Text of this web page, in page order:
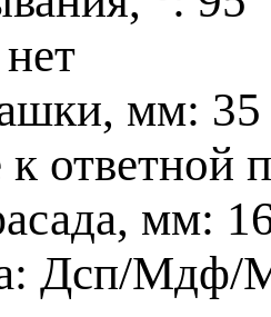
нет
мм: 35
ответной
мм:
Дсп/Мдф/